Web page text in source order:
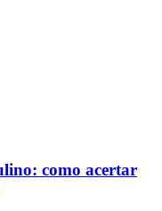
como acertar